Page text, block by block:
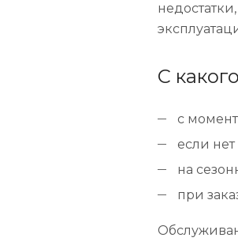
С
с
если
на
при